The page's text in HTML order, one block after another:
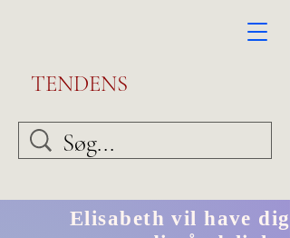
TENDENS
Elisabeth vil have dig